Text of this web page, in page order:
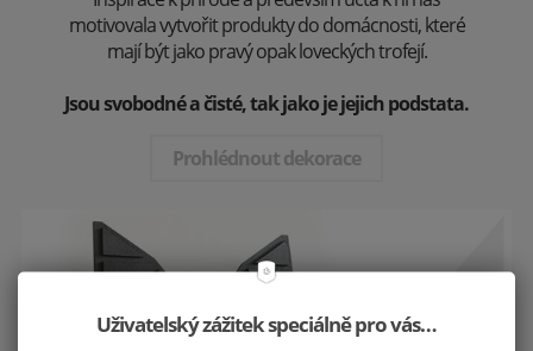
motivovala vytvořit produkty do domácnosti, které
mají být jako pravý opak loveckých trofejí.
Jsou svobodné a čisté, tak jako je jejich podstata.
Prohlédnout dekorace
Uživatelský zážitek speciálně pro vás…